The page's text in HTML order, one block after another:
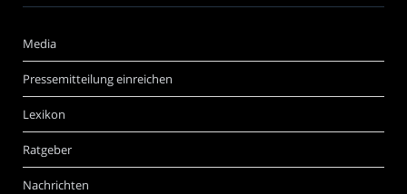
Media
Pressemitteilung einreichen
Lexikon
Ratgeber
Nachrichten